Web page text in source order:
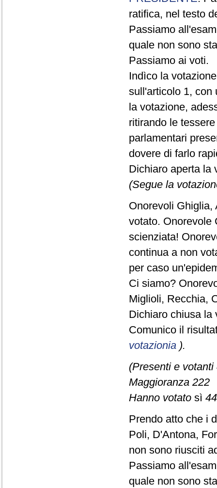
ratifica, nel testo
Passiamo
quale non sono
Passiamo ai voti.
Indìco la
sull'articolo 1, con
la votazione,
ritirando le
parlamentari
dovere di farlo
Dichiaro aperta la
(Segue la
Onorevoli Ghiglia,
votato. Onorevole
scienziata!
continua a non
per caso
Ci siamo?
Miglioli, Recchia,
Dichiaro chiusa la
Comunico il
votazionia ).
(Presenti e votanti
Maggioranza 222
Hanno votato sì
Prendo atto che i
Poli, D'Antona,
non sono riusciti
Passiamo
quale non sono